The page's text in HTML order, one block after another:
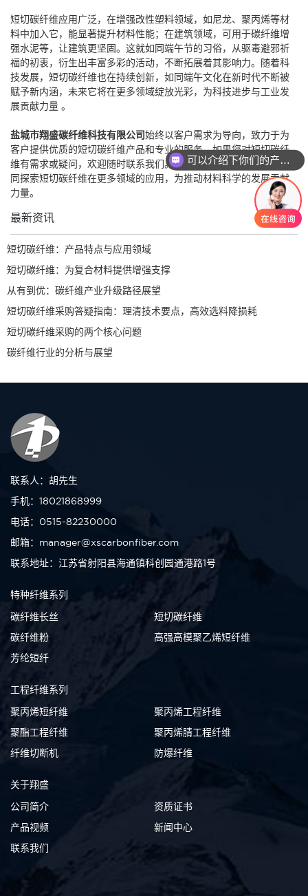
短切碳纤维应用广泛，在增强改性塑料领域，如尼龙、聚丙烯等材
料中加入它，能显著提升材料性能；在建筑领域，可用于碳纤维增
强水泥等，让建筑更坚固。这就如同端午节的习俗，从驱毒避邪祈
福的初衷，衍生出丰富多彩的活动，不断拓展着其影响力。随着科
技发展，短切碳纤维也在持续创新，如同端午文化在新时代不断被
赋予新内涵，未来它将在更多领域绽放光彩，为科技进步与工业发
展贡献力量 。
盐城市翔盛碳纤维科技有限公司始终以客户需求为导向，致力于为
客户提供优质的短切碳纤维产品和专业的服务。如果您对短切碳纤
维有需求或疑问，欢迎随时联系我们。我们期待与您携手合作，共
同探索短切碳纤维在更多领域的应用，为推动材料科学的发展贡献
力量。
最新资讯
短切碳纤维：产品特点与应用领域
短切碳纤维：为复合材料提供增强支撑
从有到优：碳纤维产业升级路径展望
短切碳纤维采购答疑指南：理清技术要点，高效选料降损耗
短切碳纤维采购的两个核心问题
碳纤维行业的分析与展望
联系人：胡先生
手机：18021868999
电话：0515-82230000
邮箱：manager@xscarbonfiber.com
联系地址：江苏省射阳县海通镇科创园通港路1号
特种纤维系列
碳纤维长丝
短切碳纤维
碳纤维粉
高强高模聚乙烯短纤维
芳纶短纤
工程纤维系列
聚丙烯短纤维
聚丙烯工程纤维
聚酯工程纤维
聚丙烯腈工程纤维
纤维切断机
防爆纤维
关于翔盛
公司简介
资质证书
产品视频
新闻中心
联系我们
可以介绍下你们的产品么